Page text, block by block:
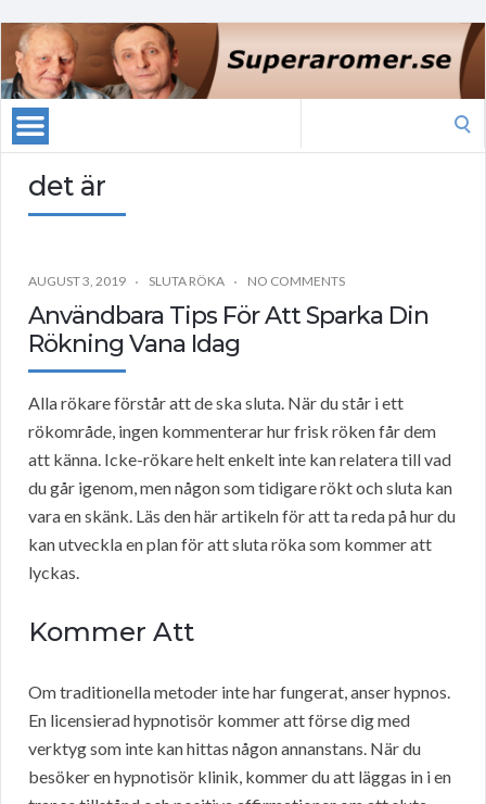
det är
AUGUST 3, 2019 SLUTA RÖKA NO COMMENTS
Användbara Tips För Att Sparka Din
Rökning Vana Idag
Alla rökare förstår att de ska sluta. När du står i ett
rökområde, ingen kommenterar hur frisk röken får dem
att känna. Icke-rökare helt enkelt inte kan relatera till vad
du går igenom, men någon som tidigare rökt och sluta kan
vara en skänk. Läs den här artikeln för att ta reda på hur du
kan utveckla en plan för att sluta röka som kommer att
lyckas.
Kommer Att
Om traditionella metoder inte har fungerat, anser hypnos.
En licensierad hypnotisör kommer att förse dig med
verktyg som inte kan hittas någon annanstans. När du
besöker en hypnotisör klinik, kommer du att läggas in i en